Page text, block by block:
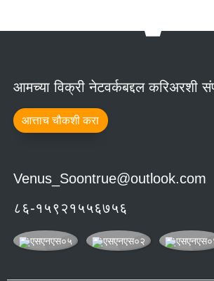
आमच्या विक्री नेटवर्कबद्दल करिअरशी
आत्ताच चौकशी करा
Venus_Soontrue@outlook.com
८६-१५९२१५५६७५६